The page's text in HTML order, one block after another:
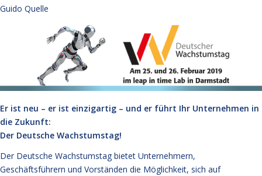
Guido Quelle
Er ist neu – er ist einzigartig – und er führt Ihr Unternehmen in
die Zukunft:
Der Deutsche Wachstumstag!
Der Deutsche Wachstumstag bietet Unternehmern,
Geschäftsführern und Vorständen die Möglichkeit, sich auf